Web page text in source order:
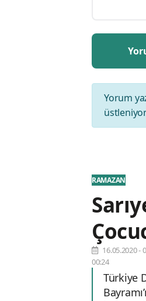
Yorum
RAMAZAN
16.05.2020 -
00:24
Türkiye